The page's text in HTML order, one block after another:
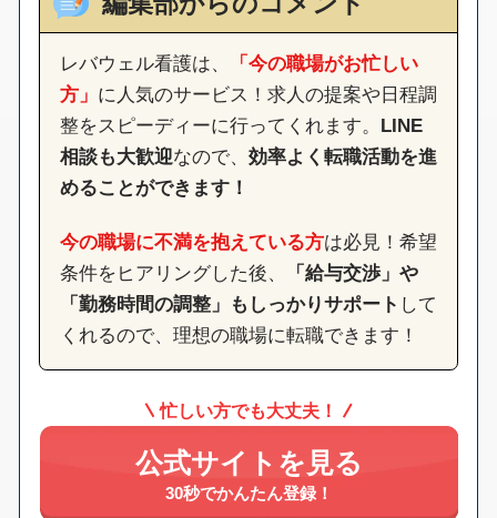
レバウェル看護は、
「今の職場がお忙しい
方」 に人気のサービス！求人の提案や日程調
整をスピーディーに行ってくれます。 LINE
相談も大歓迎なので、 効率よく転職活動を進
めることができます！
今の職場に不満を抱えている方は必見！希望
条件をヒアリングした後、
「給与交渉」や
「勤務時間の調整」もしっかりサポート して
くれるので、理想の職場に転職できます！
忙しい方でも大丈夫！
公式サイトを見る
30秒でかんたん登録！